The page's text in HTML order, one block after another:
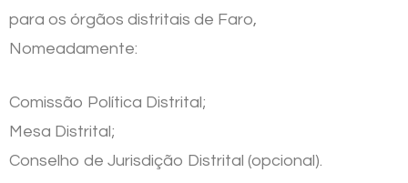
para os órgãos distritais de Faro,
Nomeadamente:
Comissão Política Distrital;
Mesa Distrital;
Conselho de Jurisdição Distrital (opcional).